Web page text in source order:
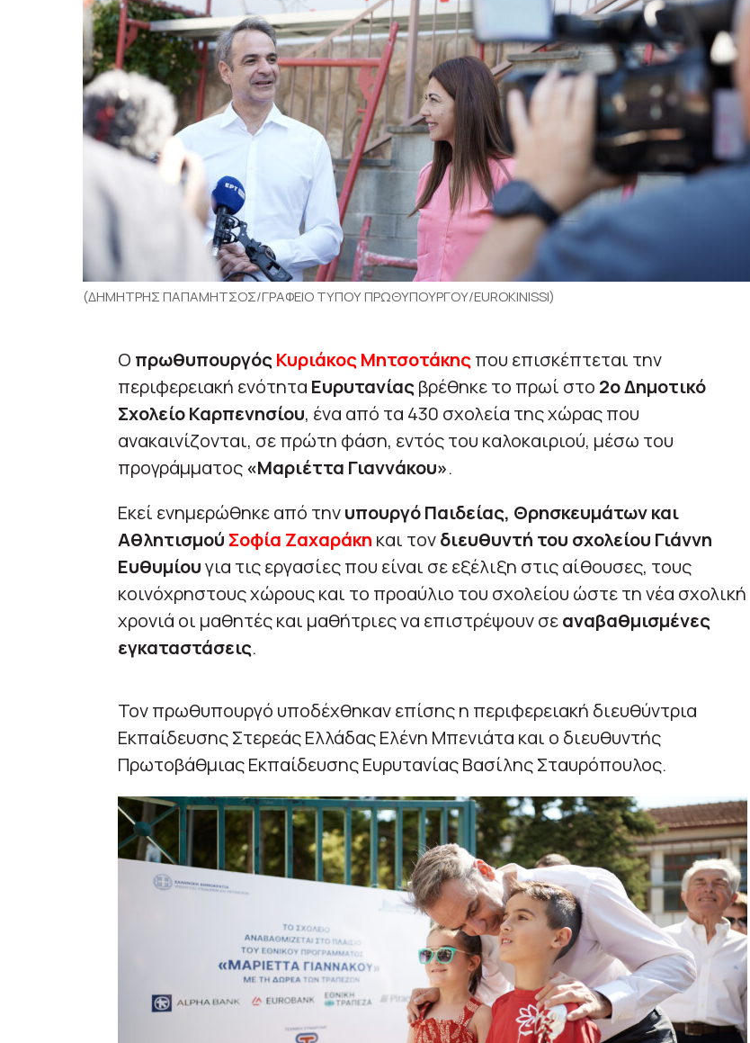
(ΔΗΜΗΤΡΗΣ ΠΑΠΑΜΗΤΣΟΣ/ΓΡΑΦΕΙΟ ΤΥΠΟΥ ΠΡΩΘΥΠΟΥΡΓΟΥ/EUROKINISSI)
Ο πρωθυπουργόςΚυριάκος Μητσοτάκηςπου επισκέπτεται την
περιφερειακή ενότητα Ευρυτανίαςβρέθηκε το πρωί στο 2ο Δημοτικό
Σχολείο Καρπενησίου, ένα από τα 430 σχολεία της χώρας που
ανακαινίζονται, σε πρώτη φάση, εντός του καλοκαιριού, μέσω του
προγράμματος«Μαριέττα Γιαννάκου».
Εκεί ενημερώθηκε από τηνυπουργό Παιδείας, Θρησκευμάτων και
Αθλητισμού Σοφία Ζαχαράκη και τονδιευθυντή του σχολείου Γιάννη
Ευθυμίουγια τις εργασίες που είναι σε εξέλιξη στις αίθουσες, τους
κοινόχρηστους χώρους και το προαύλιο του σχολείου ώστε τη νέα σχολική
χρονιά οι μαθητές και μαθήτριες να επιστρέψουν σεαναβαθμισμένες
εγκαταστάσεις.
Τον πρωθυπουργό υποδέχθηκαν επίσης η περιφερειακή διευθύντρια
Εκπαίδευσης Στερεάς Ελλάδας Ελένη Μπενιάτα και ο διευθυντής
Πρωτοβάθμιας Εκπαίδευσης Ευρυτανίας Βασίλης Σταυρόπουλος.